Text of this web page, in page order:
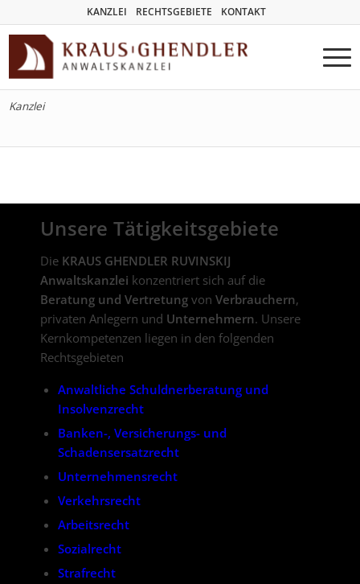
KANZLEI RECHTSGEBIETE KONTAKT
Kanzlei
Unsere Tätigkeitsgebiete
Die KRAUS GHENDLER RUVINSKIJ
Anwaltskanzlei konzentriert sich auf die
Beratung und Vertretung von Verbrauchern,
privaten Anlegern und Unternehmern. Unsere
Kernkompetenzen liegen in den folgenden
Rechtsgebieten
Anwaltliche Schuldnerberatung und
Insolvenzrecht
Banken-, Versicherungs- und
Schadensersatzrecht
Unternehmensrecht
Verkehrsrecht
Arbeitsrecht
Sozialrecht
Strafrecht